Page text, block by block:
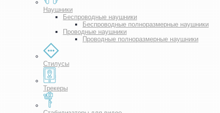
Наушники
Беспроводные наушники
Беспроводные полноразмерные наушники
Проводные наушники
Проводные полноразмерные наушники
Стилусы
Трекеры